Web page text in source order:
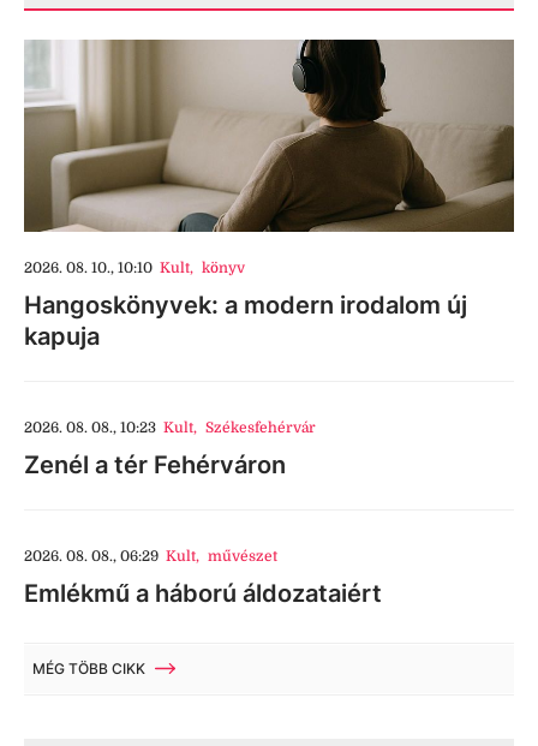
2026. 08. 10., 10:10 Kult, könyv
Hangoskönyvek: a modern irodalom új
kapuja
2026. 08. 08., 10:23 Kult, Székesfehérvár
Zenél a tér Fehérváron
2026. 08. 08., 06:29 Kult, művészet
Emlékmű a háború áldozataiért
MÉG TÖBB CIKK